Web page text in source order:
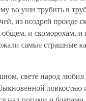
во уши трубить в
из ноздрей проиде
и скоморохам, и
самые страшные
свете народ любил
ловкостью